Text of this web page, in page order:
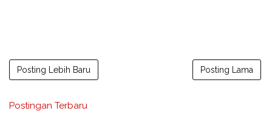
Posting Lebih Baru Posting Lama
Postingan Terbaru